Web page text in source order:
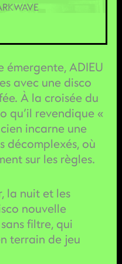
émergente, ADIEU
avec une disco
À la croisée du
qu’il revendique «
incarne une
décomplexés, où
sur les règles.
la nuit et les
nouvelle
filtre, qui
terrain de jeu